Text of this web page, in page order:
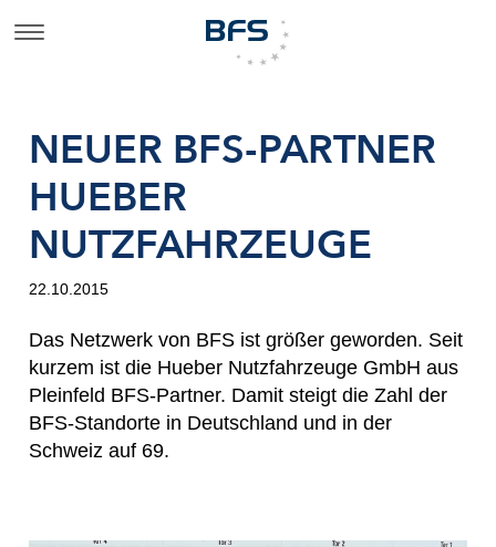
NEUER BFS-PARTNER
HUEBER
NUTZFAHRZEUGE
22.10.2015
Das Netzwerk von BFS ist größer geworden. Seit
kurzem ist die Hueber Nutzfahrzeuge GmbH aus
Pleinfeld BFS-Partner. Damit steigt die Zahl der
BFS-Standorte in Deutschland und in der
Schweiz auf 69.